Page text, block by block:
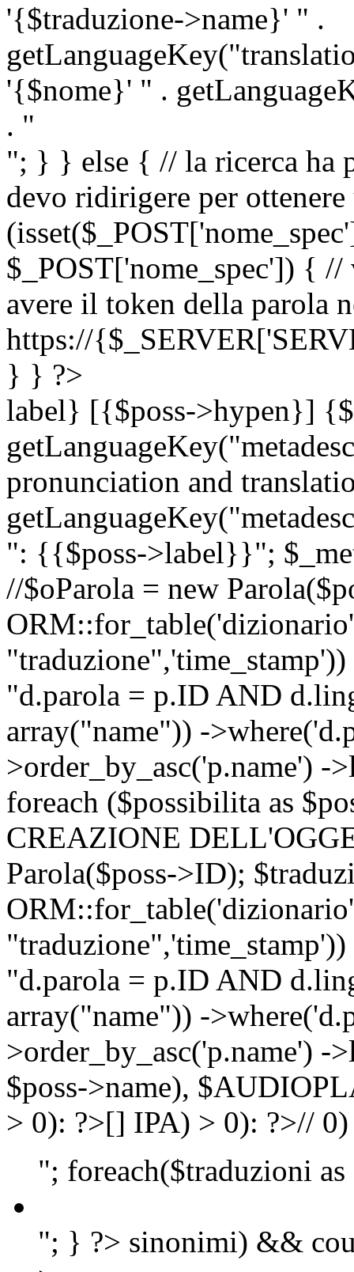
'{$traduzione->name}' " .
'{$nome}' " .
. "
"; } } else { // la ricerca ha
devo ridirigere per
$_POST['nome_spec']) {
avere il token della parola
https://
} } ?>
label} [{$poss->hypen}]
pronunciation and
": {{$poss->label}}";
//$oParola = new
"d.parola = p.ID AND
array("name")) -
>order_by_asc('p.name')
foreach ($possibilita as
CREAZIONE
Parola($poss->ID);
"d.parola = p.ID AND
array("name")) -
>order_by_asc('p.name')
$poss->name),
> 0): ?>[] IPA) > 0): ?>//
"; foreach($traduzioni
"; } ?> sinonimi) &&